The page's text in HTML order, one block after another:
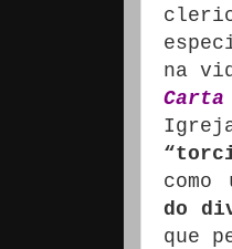
na
como
do
que